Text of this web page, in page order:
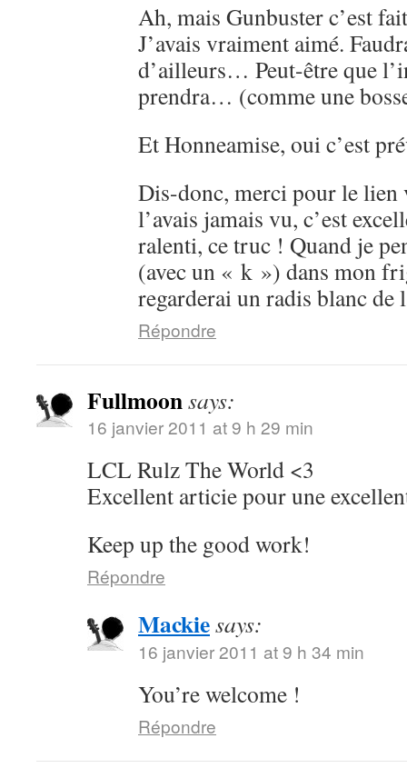
Ah, mais Gunbuster c’est
J’avais vraiment aimé.
d’ailleurs… Peut-être que
prendra… (comme une
Et Honneamise, oui c’est
Dis-donc, merci pour le lien
l’avais jamais vu, c’est
ralenti, ce truc ! Quand je
(avec un « k ») dans mon
regarderai un radis blanc
Répondre
Fullmoonsays:
16 janvier 2011 at 9 h 29 min
LCL Rulz The World <3
Excellent articie pour une
Keep up the good work!
Répondre
Mackiesays:
16 janvier 2011 at 9 h 34 min
You’re welcome !
Répondre